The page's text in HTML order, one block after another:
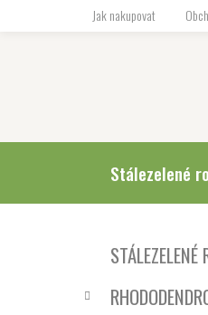
Jak nakupovat
Stálezelené
Přeskočit
kategorie
e